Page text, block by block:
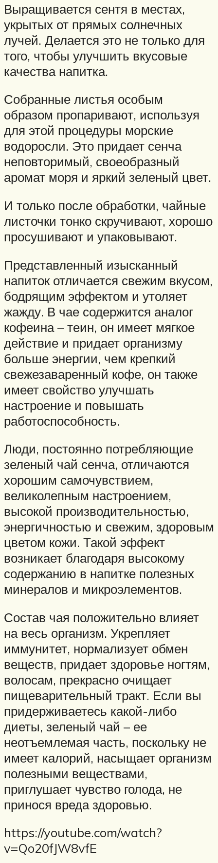
Выращивается сентя в местах,
укрытых от прямых солнечных
лучей. Делается это не только для
того, чтобы улучшить вкусовые
качества напитка.
Собранные листья особым
образом пропаривают, используя
для этой процедуры морские
водоросли. Это придает сенча
неповторимый, своеобразный
аромат моря и яркий зеленый цвет.
И только после обработки, чайные
листочки тонко скручивают, хорошо
просушивают и упаковывают.
Представленный изысканный
напиток отличается свежим вкусом,
бодрящим эффектом и утоляет
жажду. В чае содержится аналог
кофеина – теин, он имеет мягкое
действие и придает организму
больше энергии, чем крепкий
свежезаваренный кофе, он также
имеет свойство улучшать
настроение и повышать
работоспособность.
Люди, постоянно потребляющие
зеленый чай сенча, отличаются
хорошим самочувствием,
великолепным настроением,
высокой производительностью,
энергичностью и свежим, здоровым
цветом кожи. Такой эффект
возникает благодаря высокому
содержанию в напитке полезных
минералов и микроэлементов.
Состав чая положительно влияет
на весь организм. Укрепляет
иммунитет, нормализует обмен
веществ, придает здоровье ногтям,
волосам, прекрасно очищает
пищеварительный тракт. Если вы
придерживаетесь какой-либо
диеты, зеленый чай – ее
неотъемлемая часть, поскольку не
имеет калорий, насыщает организм
полезными веществами,
приглушает чувство голода, не
принося вреда здоровью.
https://youtube.com/watch?
v=Qo20fJW8vfE